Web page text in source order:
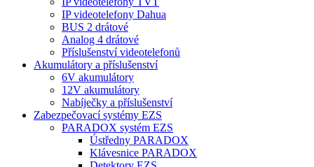
IP videotelefony Dahua
BUS 2 drátové
Analog 4 drátové
Příslušenství videotelefonů
Akumulátory a příslušenství
6V akumulátory
12V akumulátory
Nabíječky a příslušenství
Zabezpečovací systémy EZS
PARADOX systém EZS
Ústředny PARADOX
Klávesnice PARADOX